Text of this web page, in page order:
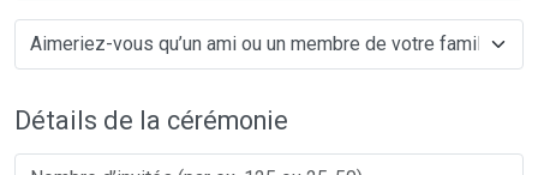
Détails de la cérémonie